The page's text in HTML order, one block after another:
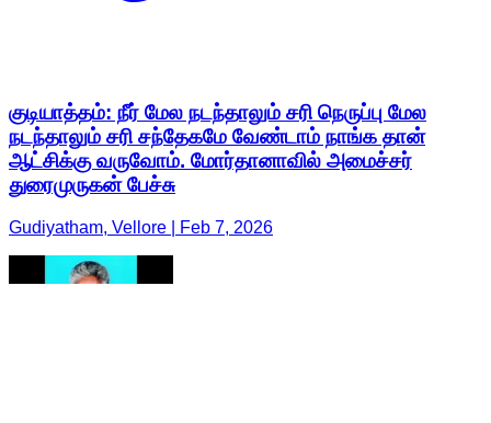
குடியாத்தம்: நீர் மேல நடந்தாலும் சரி நெருப்பு மேல
நடந்தாலும் சரி சந்தேகமே வேண்டாம் நாங்க தான்
ஆட்சிக்கு வருவோம். மோர்தானாவில் அமைச்சர்
துரைமுருகன் பேச்சு
Gudiyatham, Vellore | Feb 7, 2026